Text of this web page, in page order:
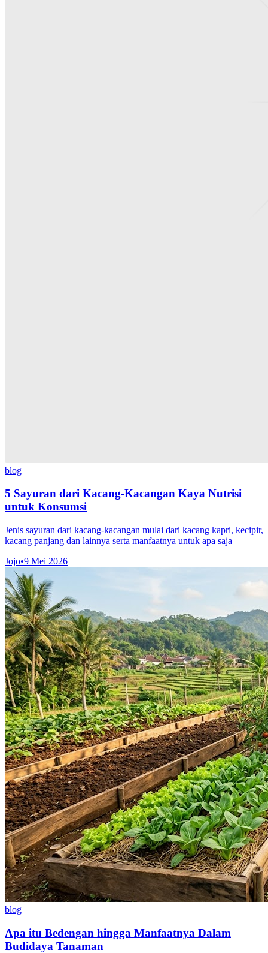
blog
5 Sayuran dari Kacang-Kacangan Kaya Nutrisi
untuk Konsumsi
Jenis sayuran dari kacang-kacangan mulai dari kacang kapri, kecipir,
kacang panjang dan lainnya serta manfaatnya untuk apa saja
Jojo•9 Mei 2026
blog
Apa itu Bedengan hingga Manfaatnya Dalam
Budidaya Tanaman